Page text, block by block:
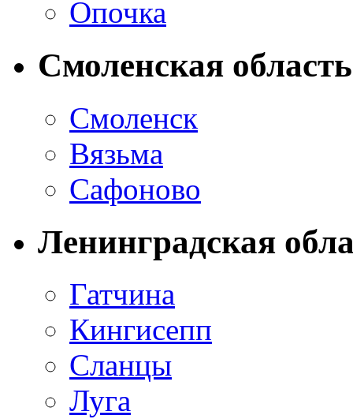
Опочка
Смоленская область
Смоленск
Вязьма
Сафоново
Ленинградская
Гатчина
Кингисепп
Сланцы
Луга